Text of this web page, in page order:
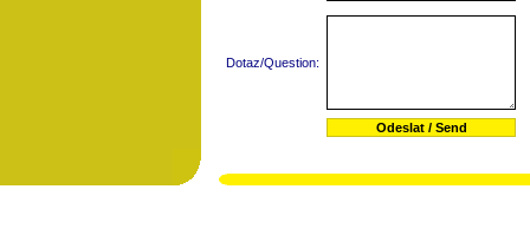
Dotaz/Question: